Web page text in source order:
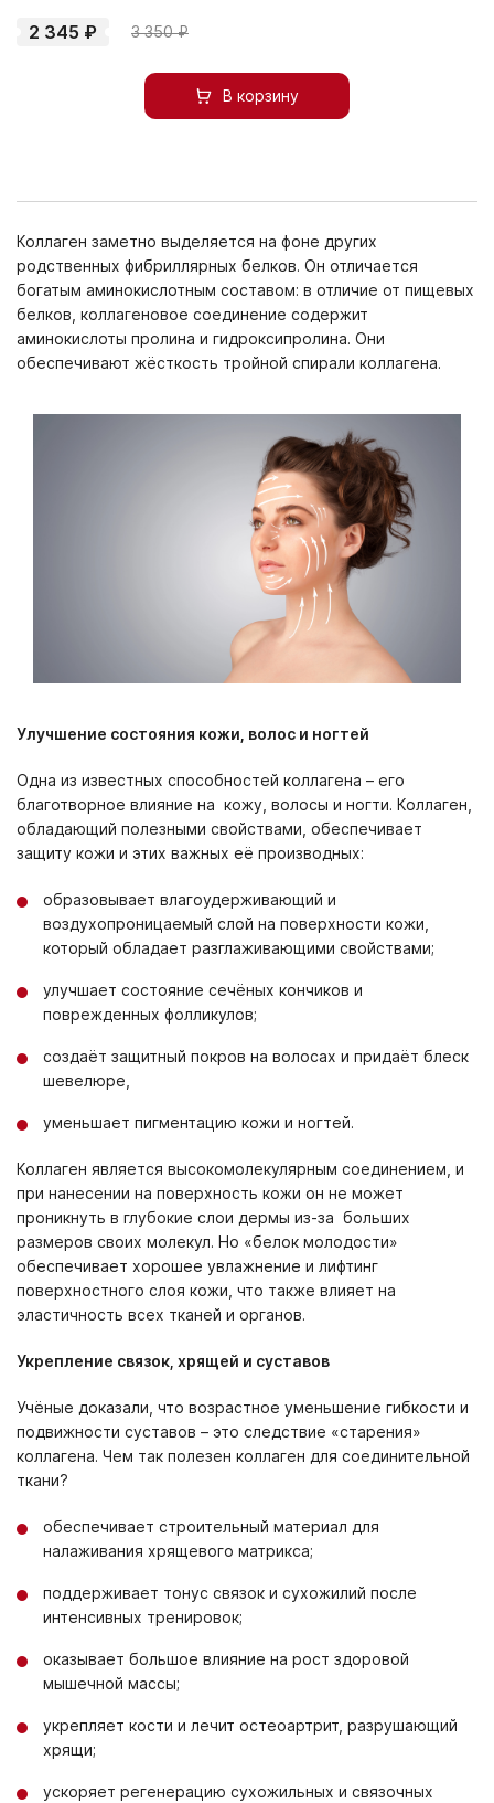
2 345 ₽ 3 350 ₽
В корзину
Коллаген заметно выделяется на фоне других
родственных фибриллярных белков. Он отличается
богатым аминокислотным составом: в отличие от пищевых
белков, коллагеновое соединение содержит
аминокислоты пролина и гидроксипролина. Они
обеспечивают жёсткость тройной спирали коллагена.
Улучшение состояния кожи, волос и ногтей
Одна из известных способностей коллагена – его
благотворное влияние на кожу, волосы и ногти. Коллаген,
обладающий полезными свойствами, обеспечивает
защиту кожи и этих важных её производных:
образовывает влагоудерживающий и
воздухопроницаемый слой на поверхности кожи,
который обладает разглаживающими свойствами;
улучшает состояние сечёных кончиков и
поврежденных фолликулов;
создаёт защитный покров на волосах и придаёт блеск
шевелюре,
уменьшает пигментацию кожи и ногтей.
Коллаген является высокомолекулярным соединением, и
при нанесении на поверхность кожи он не может
проникнуть в глубокие слои дермы из-за больших
размеров своих молекул. Но «белок молодости»
обеспечивает хорошее увлажнение и лифтинг
поверхностного слоя кожи, что также влияет на
эластичность всех тканей и органов.
Укрепление связок, хрящей и суставов
Учёные доказали, что возрастное уменьшение гибкости и
подвижности суставов – это следствие «старения»
коллагена. Чем так полезен коллаген для соединительной
ткани?
обеспечивает строительный материал для
налаживания хрящевого матрикса;
поддерживает тонус связок и сухожилий после
интенсивных тренировок;
оказывает большое влияние на рост здоровой
мышечной массы;
укрепляет кости и лечит остеоартрит, разрушающий
хрящи;
ускоряет регенерацию сухожильных и связочных